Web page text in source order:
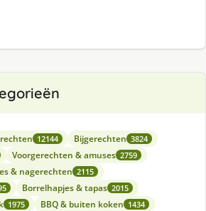
12144 Bijgerechten 3824
Voorgerechten & amuses 2759
& nagerechten 2115
Borrelhapjes & tapas 2015
1975 BBQ & buiten koken 1434